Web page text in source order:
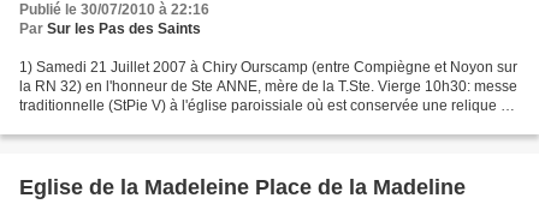
Publié le 30/07/2010 à 22:16
Par Sur les Pas des Saints
1) Samedi 21 Juillet 2007 à Chiry Ourscamp (entre Compiègne et Noyon sur
la RN 32) en l'honneur de Ste ANNE, mère de la T.Ste. Vierge 10h30: messe
traditionnelle (StPie V) à l'église paroissiale où est conservée une relique du
Eglise de la Madeleine Place de la Madeline